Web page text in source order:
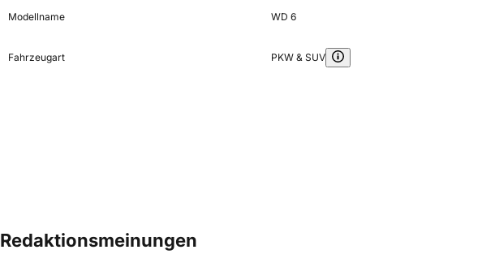
Modellname WD 6
Fahrzeugart PKW & SUV
Redaktionsmeinungen